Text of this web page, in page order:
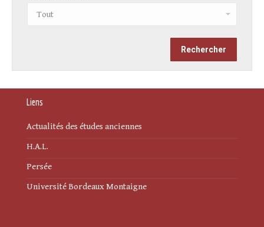
Liens
Actualités des études anciennes
H.A.L.
Persée
Université Bordeaux Montaigne